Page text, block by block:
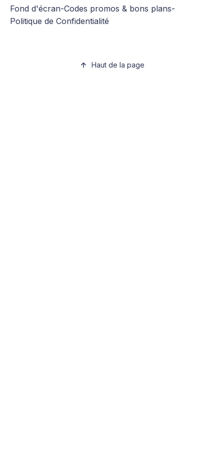
Fond d'écran-Codes promos & bons plans-
Politique de Confidentialité
Haut de la page